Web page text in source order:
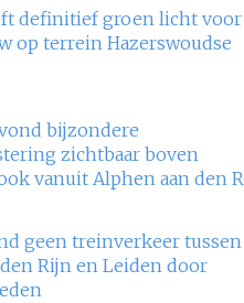
definitief groen licht voor
op terrein Hazerswoudse
bijzondere
zichtbaar boven
vanuit Alphen aan den
geen treinverkeer tussen
Rijn en Leiden door